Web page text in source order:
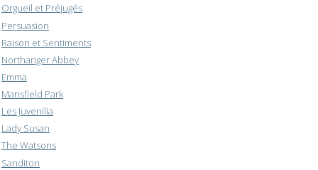
Orgueil et Préjugés
Persuasion
Raison et Sentiments
Northanger Abbey
Emma
Mansfield Park
Les Juvenilia
Lady Susan
The Watsons
Sanditon